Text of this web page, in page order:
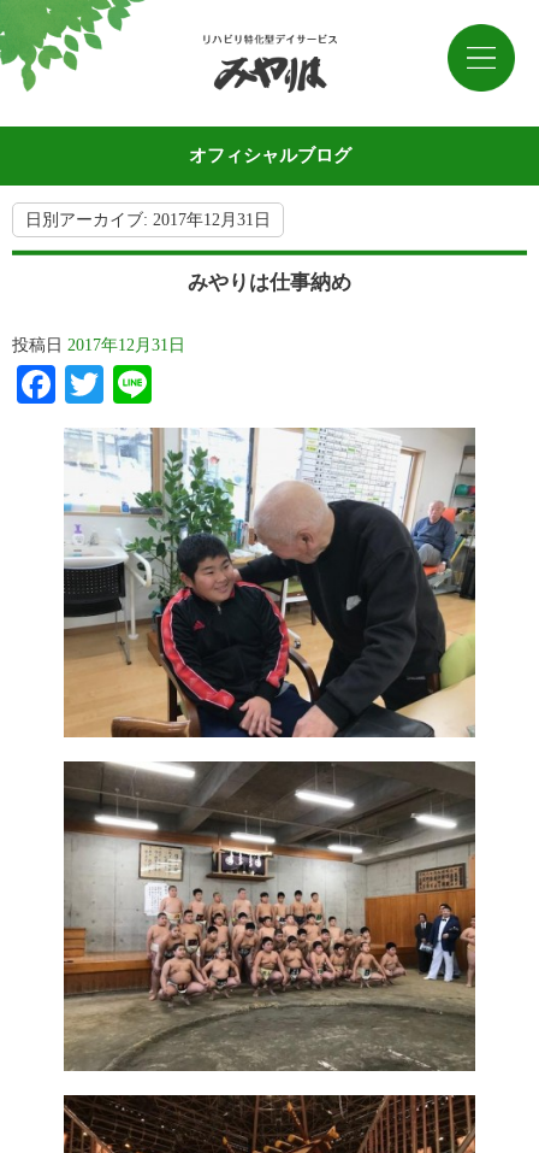
オフィシャルブログ
日別アーカイブ: 2017年12月31日
みやりは仕事納め
投稿日 2017年12月31日
Facebook
Twitter